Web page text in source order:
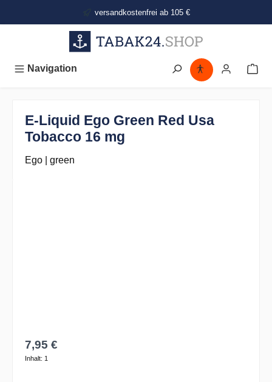
versandkostenfrei ab 105 €
Navigation
E-Liquid Ego Green Red Usa
Tobacco 16 mg
Ego | green
7,95 €
Inhalt: 1